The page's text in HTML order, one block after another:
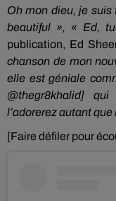
Oh mon dieu, je
beautiful », « Ed,
publication, Ed
chanson de mon
elle est géniale
@thegr8khalid]
l’adorerez autant que
[Faire défiler pour